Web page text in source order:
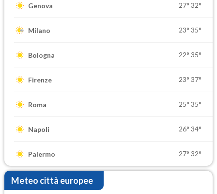
Genova 27° 32°
Milano 23° 35°
Bologna 22° 35°
Firenze 23° 37°
Roma 25° 35°
Napoli 26° 34°
Palermo 27° 32°
Meteo città europee